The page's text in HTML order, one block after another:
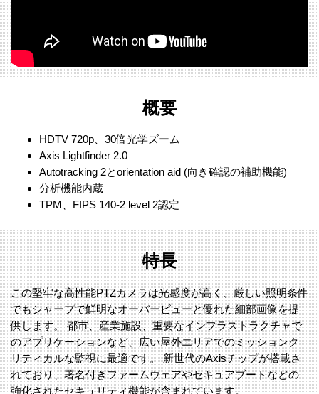
概要
HDTV 720p、30倍光学ズーム
Axis Lightfinder 2.0
Autotracking 2とorientation aid (向き確認の補助機能)
分析機能内蔵
TPM、FIPS 140-2 level 2認定
特長
この堅牢な高性能PTZカメラは光感度が高く、厳しい照明条件
でもシャープで鮮明なオーバービューと優れた細部画像を提
供します。 都市、産業施設、重要なインフラストラクチャで
のアプリケーションなど、広い屋外エリアでのミッションク
リティカルな監視に最適です。 新世代のAxisチップが搭載さ
れており、署名付きファームウェアやセキュアブートなどの
強化されたセキュリティ機能が含まれています。